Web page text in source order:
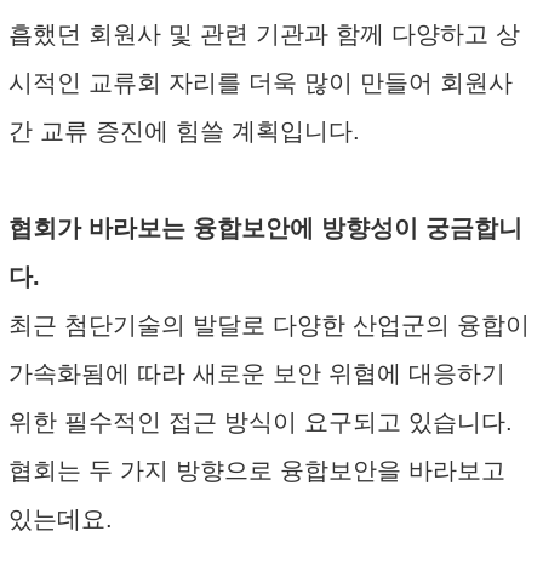
흡했던 회원사 및 관련 기관과 함께 다양하고 상
시적인 교류회 자리를 더욱 많이 만들어 회원사
간 교류 증진에 힘쓸 계획입니다.
협회가 바라보는 융합보안에 방향성이 궁금합니
다.
최근 첨단기술의 발달로 다양한 산업군의 융합이
가속화됨에 따라 새로운 보안 위협에 대응하기
위한 필수적인 접근 방식이 요구되고 있습니다.
협회는 두 가지 방향으로 융합보안을 바라보고
있는데요.